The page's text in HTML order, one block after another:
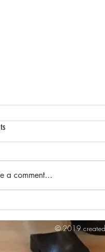
a comment...
© 2019 created